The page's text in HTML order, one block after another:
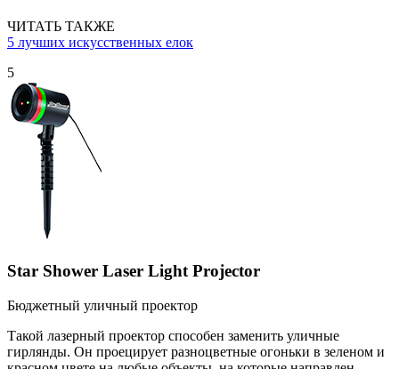
ЧИТАТЬ ТАКЖЕ
5 лучших искусственных елок
5
Star Shower Laser Light Projector
Бюджетный уличный проектор
Такой лазерный проектор способен заменить уличные
гирлянды. Он проецирует разноцветные огоньки в зеленом и